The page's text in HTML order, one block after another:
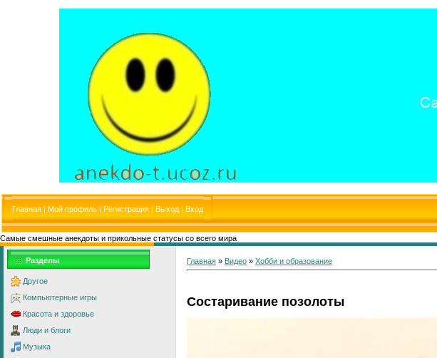
Главная | Мой профиль | Регистрация | Выход | Вход
Самые смешные анекдоты и прикольные статусы со всего мира
Разделы
Другое
Компьютерные игры
Красота и здоровье
Люди и блоги
Музыка
Главная » Видео » Хобби и образование
Состаривание позолоты